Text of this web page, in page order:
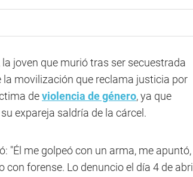
joven que murió tras ser secuestrada
la movilización que reclama justicia por
deviolencia de género, ya que
expareja saldría de la cárcel.
"Él me golpeó con un arma, me apuntó,
forense. Lo denuncio el día 4 de abril